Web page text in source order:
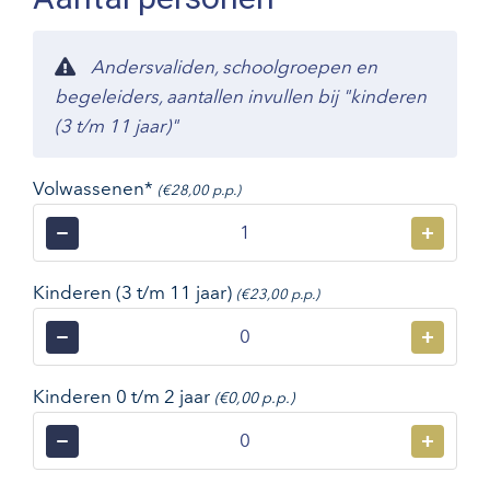
Andersvaliden, schoolgroepen en
begeleiders, aantallen invullen bij "kinderen
(3 t/m 11 jaar)"
Volwassenen* (€28,00 p.p.)
− +
Kinderen (3 t/m 11 jaar) (€23,00 p.p.)
− +
Kinderen 0 t/m 2 jaar (€0,00 p.p.)
− +